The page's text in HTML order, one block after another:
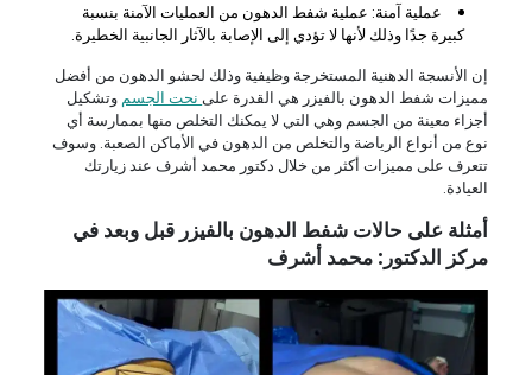
عملية آمنة: عملية شفط الدهون من العمليات الآمنة بنسبة
كبيرة جدًا وذلك لأنها لا تؤدي إلى الإصابة بالآثار الجانبية الخطيرة.
إن الأنسجة الدهنية المستخرجة وظيفية وذلك لحشو الدهون من أفضل
مميزات شفط الدهون بالفيزر هي القدرة علىنحت الجسم وتشكيل
أجزاء معينة من الجسم وهي التي لا يمكنك التخلص منها بممارسة أي
نوع من أنواع الرياضة والتخلص من الدهون في الأماكن الصعبة. وسوف
تتعرف على مميزات أكثر من خلال دكتور محمد أشرف عند زيارتك
العيادة.
أمثلة على حالات شفط الدهون بالفيزر قبل وبعد في
مركز الدكتور: محمد أشرف